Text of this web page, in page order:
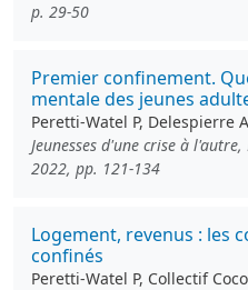
p. 29-50
Premier confinement.
mentale des jeunes
Peretti-Watel P, Delespierre A
Jeunesses d'une crise à l'autre,
2022, pp. 121-134
Logement, revenus : les
confinés
Peretti-Watel P, Collectif